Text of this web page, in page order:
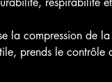
la compression de
prends le contrôle